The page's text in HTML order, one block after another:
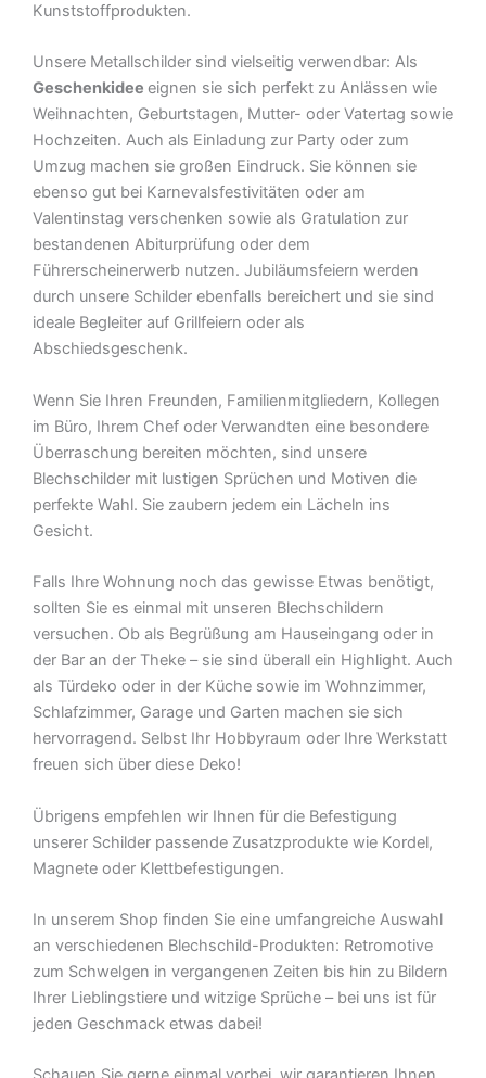
Kunststoffprodukten.
Unsere Metallschilder sind vielseitig verwendbar: Als
Geschenkidee eignen sie sich perfekt zu Anlässen wie
Weihnachten, Geburtstagen, Mutter- oder Vatertag sowie
Hochzeiten. Auch als Einladung zur Party oder zum
Umzug machen sie großen Eindruck. Sie können sie
ebenso gut bei Karnevalsfestivitäten oder am
Valentinstag verschenken sowie als Gratulation zur
bestandenen Abiturprüfung oder dem
Führerscheinerwerb nutzen. Jubiläumsfeiern werden
durch unsere Schilder ebenfalls bereichert und sie sind
ideale Begleiter auf Grillfeiern oder als
Abschiedsgeschenk.
Wenn Sie Ihren Freunden, Familienmitgliedern, Kollegen
im Büro, Ihrem Chef oder Verwandten eine besondere
Überraschung bereiten möchten, sind unsere
Blechschilder mit lustigen Sprüchen und Motiven die
perfekte Wahl. Sie zaubern jedem ein Lächeln ins
Gesicht.
Falls Ihre Wohnung noch das gewisse Etwas benötigt,
sollten Sie es einmal mit unseren Blechschildern
versuchen. Ob als Begrüßung am Hauseingang oder in
der Bar an der Theke – sie sind überall ein Highlight. Auch
als Türdeko oder in der Küche sowie im Wohnzimmer,
Schlafzimmer, Garage und Garten machen sie sich
hervorragend. Selbst Ihr Hobbyraum oder Ihre Werkstatt
freuen sich über diese Deko!
Übrigens empfehlen wir Ihnen für die Befestigung
unserer Schilder passende Zusatzprodukte wie Kordel,
Magnete oder Klettbefestigungen.
In unserem Shop finden Sie eine umfangreiche Auswahl
an verschiedenen Blechschild-Produkten: Retromotive
zum Schwelgen in vergangenen Zeiten bis hin zu Bildern
Ihrer Lieblingstiere und witzige Sprüche – bei uns ist für
jeden Geschmack etwas dabei!